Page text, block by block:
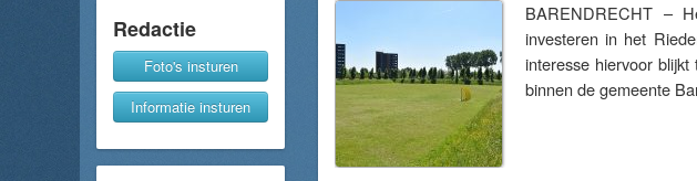
Redactie
Foto's insturen
Informatie insturen
BARENDRECHT –
investeren in het
interesse hiervoor
binnen de gemeente